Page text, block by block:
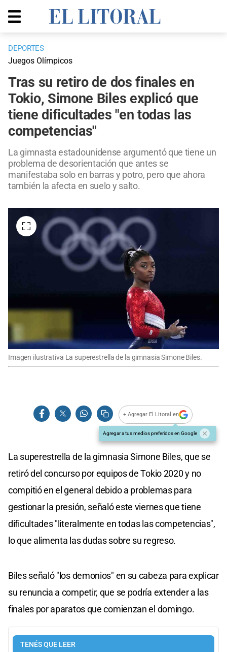
DEPORTES
Juegos Olímpicos
Tras su retiro de dos finales en
Tokio, Simone Biles explicó que
tiene dificultades "en todas las
competencias"
La gimnasta estadounidense argumentó que tiene un
problema de desorientación que antes se
manifestaba solo en barras y potro, pero que ahora
también la afecta en suelo y salto.
Imagen ilustrativa La superestrella de la gimnasia Simone Biles.
+ Agregar El Litoral en
Agregar a tus medios preferidos en Google
La superestrella de la gimnasia Simone Biles, que se
retiró del concurso por equipos de Tokio 2020 y no
compitió en el general debido a problemas para
gestionar la presión, señaló este viernes que tiene
dificultades "literalmente en todas las competencias",
lo que alimenta las dudas sobre su regreso.
Biles señaló "los demonios" en su cabeza para explicar
su renuncia a competir, que se podría extender a las
finales por aparatos que comienzan el domingo.
TENÉS QUE LEER